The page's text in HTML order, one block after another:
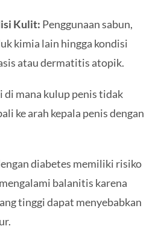
Kulit: Penggunaan sabun,
kimia lain hingga kondisi
atau dermatitis atopik.
di mana kulup penis tidak
ke arah kepala penis dengan
diabetes memiliki risiko
balanitis karena
tinggi dapat menyebabkan